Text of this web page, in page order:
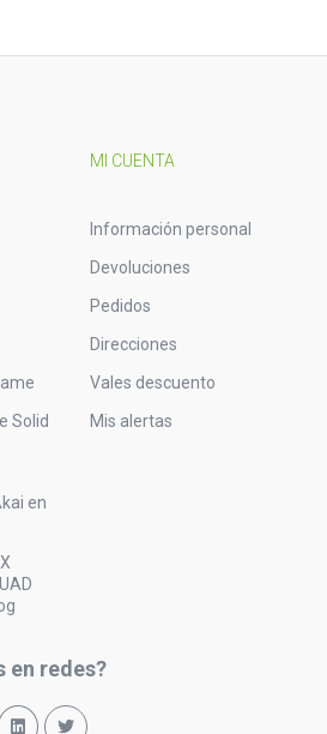
Solid
en
MI CUENTA
Información personal
Devoluciones
Pedidos
Direcciones
Vales descuento
Mis alertas
en redes?